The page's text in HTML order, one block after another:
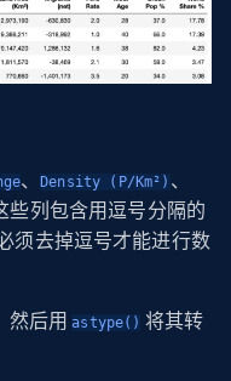
、Density (P/Km²) 、
些列包含用逗号分隔的
须去掉逗号才能进行数
然后用astype() 将其转